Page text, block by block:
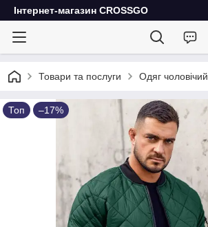
Інтернет-магазин CROSSGO
Товари та послуги Одяг чоловічий
Топ –17%